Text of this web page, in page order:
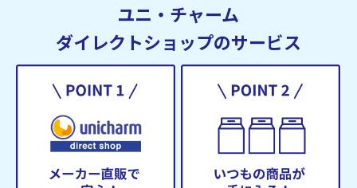
ユニ・チャーム
ダイレクトショップのサービス